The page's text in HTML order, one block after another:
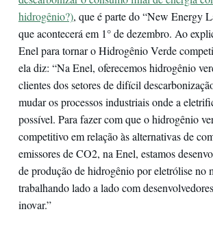
hidrogênio?), que é parte do “New Energy
que acontecerá em 1° de dezembro. Ao
Enel para tornar o Hidrogênio Verde
ela diz: “Na Enel, oferecemos hidrogênio
clientes dos setores de difícil
mudar os processos industriais onde a
possível. Para fazer com que o hidrogênio
competitivo em relação às alternativas de
emissores de CO2, na Enel, estamos
de produção de hidrogênio por eletrólise no
trabalhando lado a lado com
inovar.”